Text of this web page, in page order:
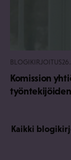
BLOGIKIRJOITUS
Komission
Kaikki